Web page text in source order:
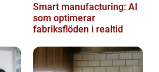
Smart manufacturing: AI
som optimerar
fabriksflöden i realtid